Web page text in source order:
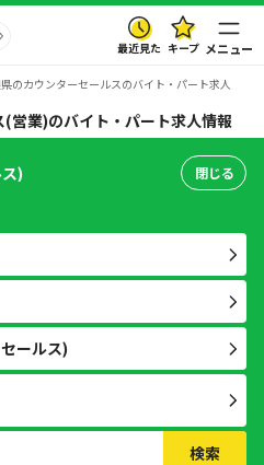
最近見た キープ メニュー
のカウンターセールスのバイト・パート求人
営業)のバイト・パート求人情報
) 閉じる
ールス)
検索